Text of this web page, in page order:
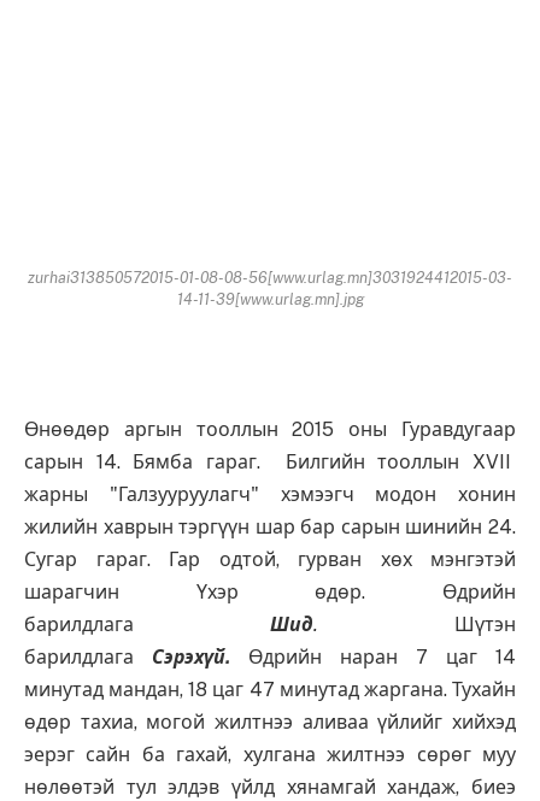
zurhai313850572015-01-08-08-56[www.urlag.mn]3031924412015-03-
14-11-39[www.urlag.mn].jpg
Өнөөдөр аргын тооллын 2015 оны Гуравдугаар
сарын 14. Бямба гараг. Билгийн тооллын XVII
жарны "Галзууруулагч" хэмээгч модон хонин
жилийн хаврын тэргүүн шар бар сарын шинийн 24.
Сугар гараг. Гар одтой, гурван хөх мэнгэтэй
шарагчин Үхэр өдөр. Өдрийн
барилдлага Шид.
Шүтэн
барилдлага Сэрэхүй. Өдрийн наран 7 цаг 14
минутад мандан, 18 цаг 47 минутад жаргана. Тухайн
өдөр тахиа, могой жилтнээ аливаа үйлийг хийхэд
эерэг сайн ба гахай, хулгана жилтнээ сөрөг муу
нөлөөтэй тул элдэв үйлд хянамгай хандаж, биеэ